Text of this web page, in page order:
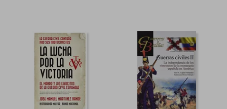
NT$ 1,092 NT$